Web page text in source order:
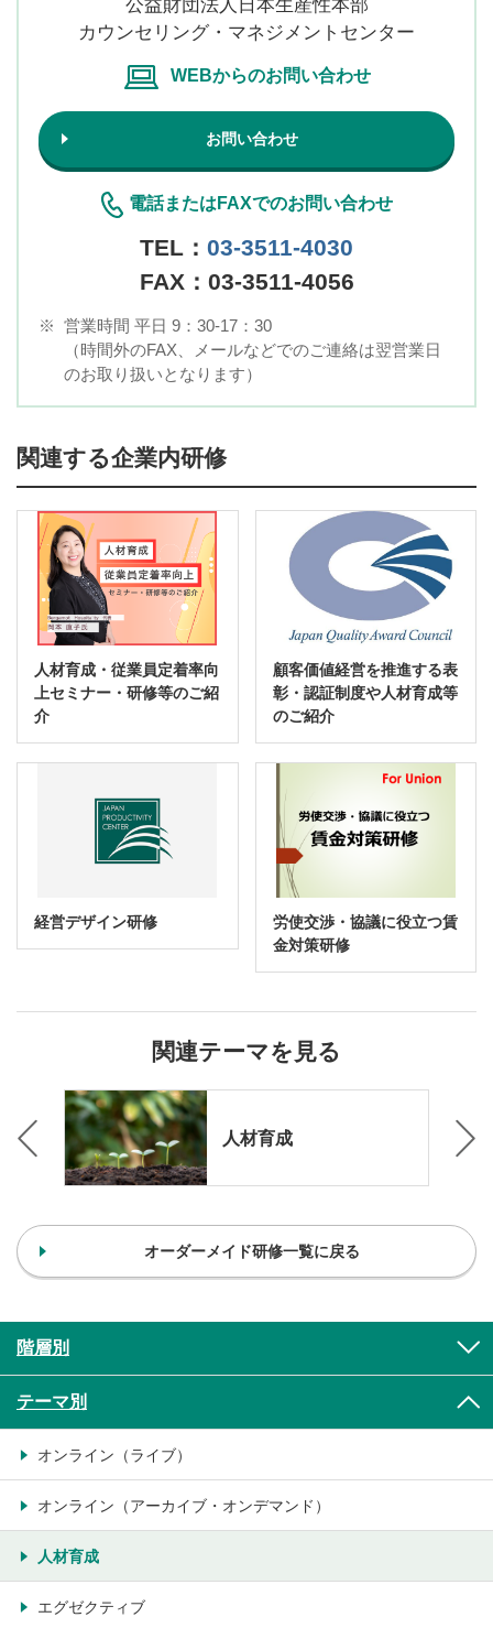
公益財団法人日本生産性本部
カウンセリング・マネジメントセンター
WEBからのお問い合わせ
お問い合わせ
電話またはFAXでのお問い合わせ
TEL： 03-3511-4030
FAX：03-3511-4056
※ 営業時間 平日 9：30-17：30
（時間外のFAX、メールなどでのご連絡は翌営業日
のお取り扱いとなります）
関連する企業内研修
人材育成・従業員定着率向
上セミナー・研修等のご紹
介
顧客価値経営を推進する表
彰・認証制度や人材育成等
のご紹介
経営デザイン研修
労使交渉・協議に役立つ賃
金対策研修
関連テーマを見る
人材育成
オーダーメイド研修一覧に戻る
階層別
テーマ別
オンライン（ライブ）
オンライン（アーカイブ・オンデマンド）
人材育成
エグゼクティブ